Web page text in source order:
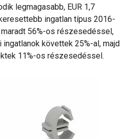
legmagasabb, EUR 1,7
ingatlan típus 2016-
56%-os részesedéssel,
követtek 25%-al, majd
11%-os részesedéssel.